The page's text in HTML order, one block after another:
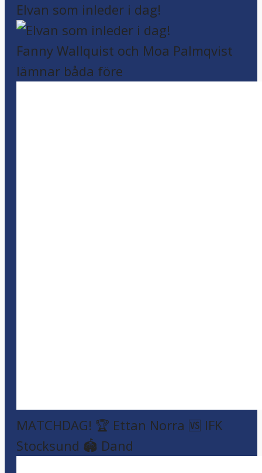
Elvan som inleder i dag!
Fanny Wallquist och Moa Palmqvist
lämnar båda före
MATCHDAG! 🏆 Ettan Norra 🆚 IFK
Stocksund 🏟️ Dand